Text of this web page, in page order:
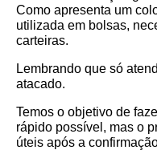
Como apresenta um
utilizada em bolsas,
carteiras.
Lembrando que só
atacado.
Temos o objetivo de
rápido possível, mas o
úteis após a